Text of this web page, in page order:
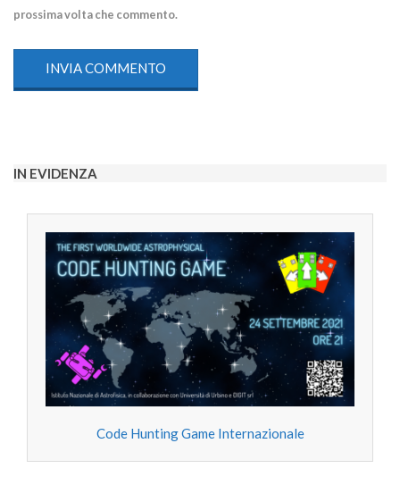
prossima volta che commento.
IN EVIDENZA
Code Hunting Game Internazionale